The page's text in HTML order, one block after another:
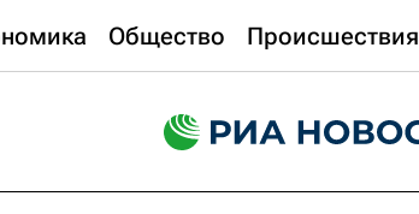
Общество Происшествия